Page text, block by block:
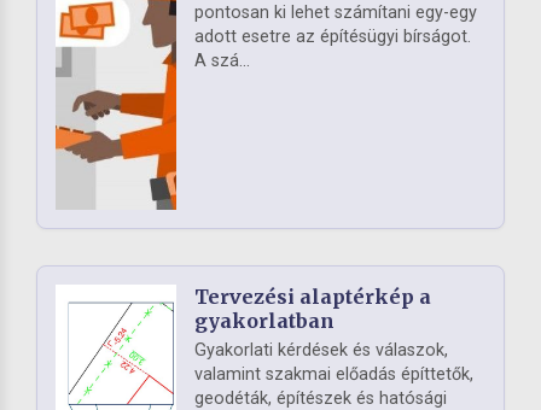
pontosan ki lehet számítani egy-egy
adott esetre az építésügyi bírságot.
A szá...
Tervezési alaptérkép a
gyakorlatban
Gyakorlati kérdések és válaszok,
valamint szakmai előadás építtetők,
geodéták, építészek és hatósági